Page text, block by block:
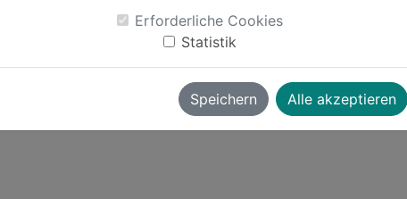
Erforderliche Cookies
Statistik
Speichern Alle akzeptieren